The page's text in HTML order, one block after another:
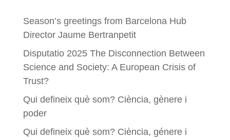
Season’s greetings from Barcelona Hub
Director Jaume Bertranpetit
Disputatio 2025 The Disconnection Between
Science and Society: A European Crisis of
Trust?
Qui defineix què som? Ciència, gènere i
poder
Qui defineix què som? Ciència, génere i